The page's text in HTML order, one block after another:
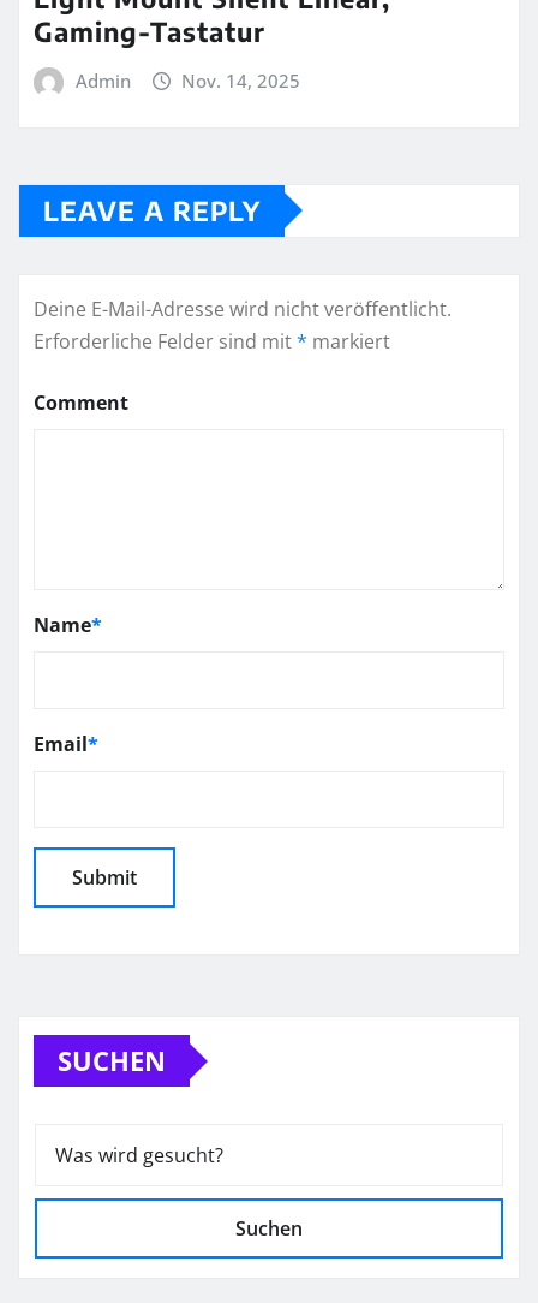
Gaming-Tastatur
Admin Nov. 14, 2025
LEAVE A REPLY
Deine E-Mail-Adresse wird nicht veröffentlicht.
Erforderliche Felder sind mit* markiert
Comment
Name*
Email*
SUCHEN
Suchen